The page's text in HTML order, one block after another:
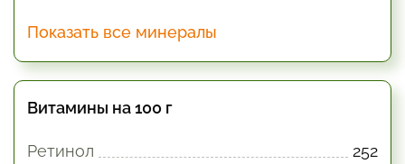
Показать все минералы
Витамины на 100 г
Ретинол
252